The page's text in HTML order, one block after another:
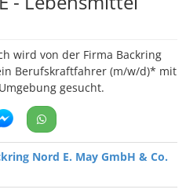
wird von der Firma Backring
Berufskraftfahrer (m/w/d)* mit
gesucht.
Nord E. May GmbH & Co.